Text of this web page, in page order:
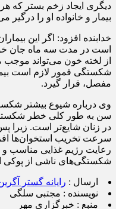
دیگری ایجاد زخم بستر که
بیمار و خانواده او را درگیر
خدابنده افزود: اگر این
است در مدت سه ماه جان
از لخته خون می‌تواند موجب
شکستگی فمور لازم است
مفصل، قرار گیرد.
وی درباره شیوع بیشتر
سن به‌ طور کلی خطر
در زنان شایع‌تر است. زیرا
سرعت تخریب استخوان‌ها
رعایت رژیم غذایی مناسب و
شکستگی‌های ناشی از پوکی
ارسال : رایانه گستر
نویسنده : مجتبی سلگی
منبع : خبرگزاری مهر